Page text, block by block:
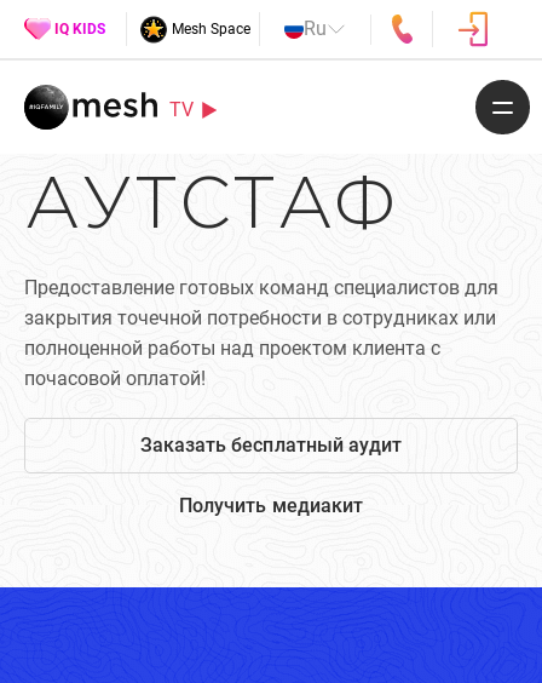
IQ KIDS Mesh Space Ru
TV
АУТСТАФ
Предоставление готовых команд специалистов для
закрытия точечной потребности в сотрудниках или
полноценной работы над проектом клиента с
почасовой оплатой!
Заказать бесплатный аудит
Получить медиакит